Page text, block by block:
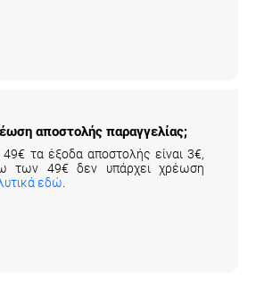
αποστολής παραγγελίας;
τα έξοδα αποστολής είναι 3€,
των 49€ δεν υπάρχει χρέωση
εδώ